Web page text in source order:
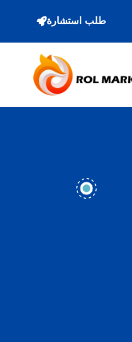
طلب استشارة